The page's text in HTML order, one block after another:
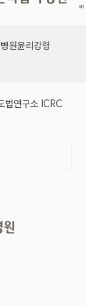
병원윤리강령
법연구소 ICRC